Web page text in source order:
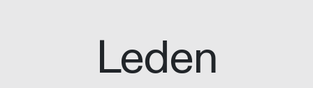
Leden